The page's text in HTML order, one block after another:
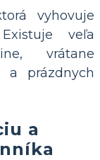
vyhovuje
veľa
vrátane
a prázdnych
a